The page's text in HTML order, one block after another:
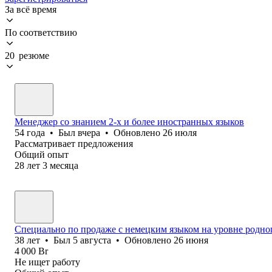
За всё время
По соответствию
20 резюме
Менеджер со знанием 2-х и более иностранных языков
54 года • Был вчера • Обновлено 26 июля
Рассматривает предложения
Общий опыт
28 лет 3 месяца
Специально по продаже с немецким языком на уровне
38 лет • Был 5 августа • Обновлено 26 июня
4 000 Br
Не ищет работу